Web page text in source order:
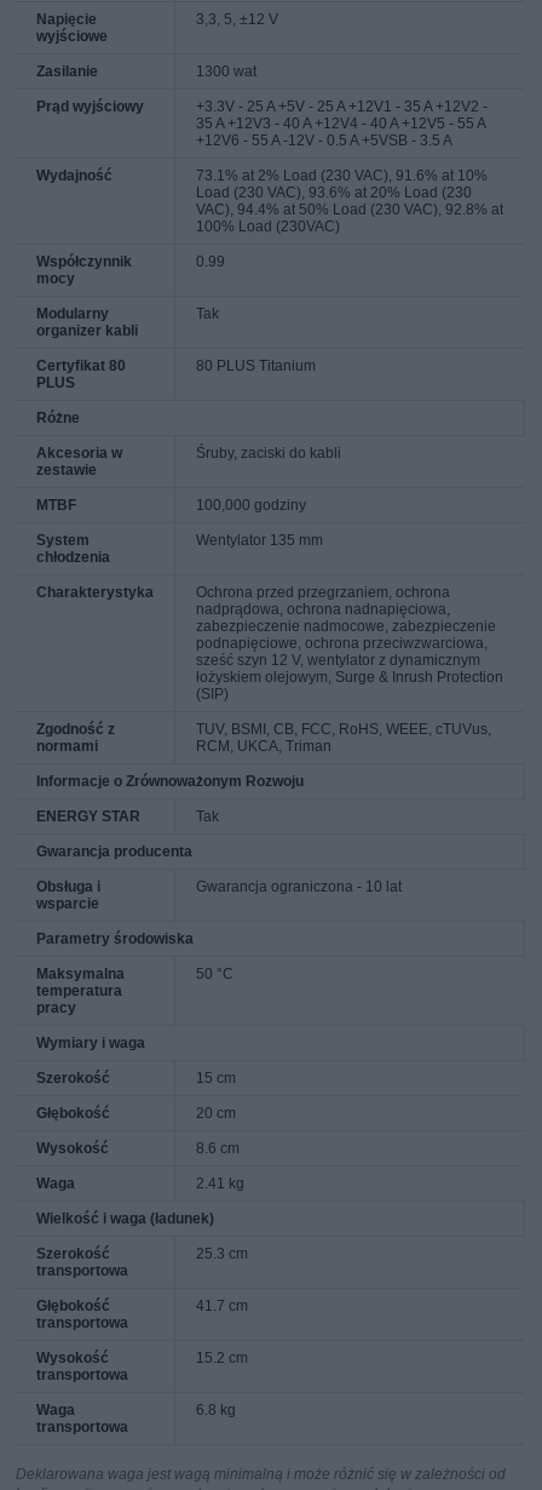
Napięcie
wyjściowe
3,3, 5, ±12 V
Zasilanie 1300 wat
Prąd wyjściowy
+3.3V - 25 A +5V - 25 A +12V1 - 35 A +12V2 -
35 A +12V3 - 40 A +12V4 - 40 A +12V5 - 55 A
+12V6 - 55 A -12V - 0.5 A +5VSB - 3.5 A
Wydajność
73.1% at 2% Load (230 VAC), 91.6% at 10%
Load (230 VAC), 93.6% at 20% Load (230
VAC), 94.4% at 50% Load (230 VAC), 92.8% at
100% Load (230VAC)
Współczynnik
mocy
0.99
Modularny
organizer kabli
Tak
Certyfikat 80
PLUS
80 PLUS Titanium
Różne
Akcesoria w
zestawie
Śruby, zaciski do kabli
MTBF 100,000 godziny
System
chłodzenia
Wentylator 135 mm
Charakterystyka
Ochrona przed przegrzaniem, ochrona
nadprądowa, ochrona nadnapięciowa,
zabezpieczenie nadmocowe, zabezpieczenie
podnapięciowe, ochrona przeciwzwarciowa,
sześć szyn 12 V, wentylator z dynamicznym
łożyskiem olejowym, Surge & Inrush Protection
(SIP)
Zgodność z
normami
TUV, BSMI, CB, FCC, RoHS, WEEE, cTUVus,
RCM, UKCA, Triman
Informacje o Zrównoważonym Rozwoju
ENERGY STAR Tak
Gwarancja producenta
Obsługa i
wsparcie
Gwarancja ograniczona - 10 lat
Parametry środowiska
Maksymalna
temperatura
pracy
50 °C
Wymiary i waga
Szerokość 15 cm
Głębokość 20 cm
Wysokość 8.6 cm
Waga 2.41 kg
Wielkość i waga (ładunek)
Szerokość
transportowa
25.3 cm
Głębokość
transportowa
41.7 cm
Wysokość
transportowa
15.2 cm
Waga
transportowa
6.8 kg
Deklarowana waga jest wagą minimalną i może różnić się w zależności od